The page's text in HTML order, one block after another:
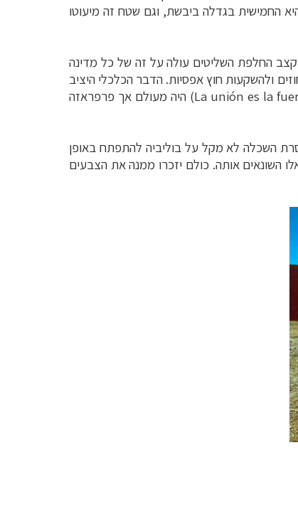
החמישית בגדלה ביבשת, וגם שטח זה מיעוטו
החלפת השליטים עולה על זה של כל מדינה
ולהשקעות חוץ אפסיות. הדבר הכלכלי היציב
(La unión es la היה מעולם אך פרפראזה
השכלה לא מקל על בוליביה להתפתח באופן
השונאים אותה. כולם יזכרו ממנה את הצבעים